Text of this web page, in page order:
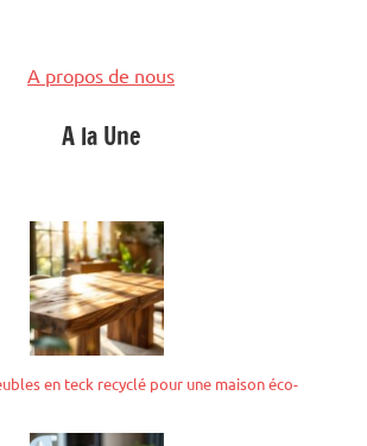
A propos de nous
A la Une
en teck recyclé pour une maison éco-